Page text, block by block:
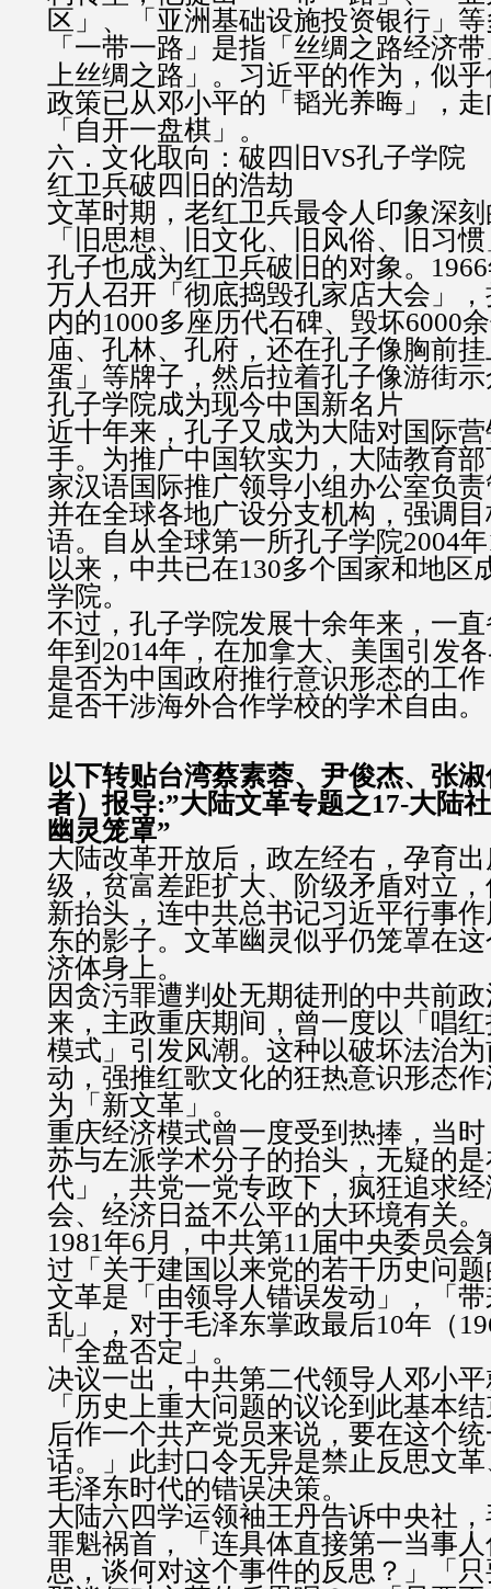
区」、「亚洲基础设施投资银行」
「一带一路」是指「丝绸之路经济
上丝绸之路」。习近平的作为，似
政策已从邓小平的「韬光养晦」，
「自开一盘棋」。
六．文化取向：破四旧VS孔子学院
红卫兵破四旧的浩劫
文革时期，老红卫兵最令人印象深
「旧思想、旧文化、旧风俗、旧习
孔子也成为红卫兵破旧的对象。
万人召开「彻底捣毁孔家店大会」
内的1000多座历代石碑、毁坏6000
庙、孔林、孔府，还在孔子像胸前
蛋」等牌子，然后拉着孔子像游街
孔子学院成为现今中国新名片
近十年来，孔子又成为大陆对国际
手。为推广中国软实力，大陆教育
家汉语国际推广领导小组办公室负
并在全球各地广设分支机构，强调
语。自从全球第一所孔子学院2004
以来，中共已在130多个国家和地区
学院。
不过，孔子学院发展十余年来，一
年到2014年，在加拿大、美国引发
是否为中国政府推行意识形态的工
是否干涉海外合作学校的学术自由。
以下转贴台湾蔡素蓉、尹俊杰、张
者）报导:”大陆文革专题之17-大陆
幽灵笼罩”
大陆改革开放后，政左经右，孕育
级，贫富差距扩大、阶级矛盾对立
新抬头，连中共总书记习近平行事
东的影子。文革幽灵似乎仍笼罩在
济体身上。
因贪污罪遭判处无期徒刑的中共前
来，主政重庆期间，曾一度以「唱
模式」引发风潮。这种以破坏法治
动，强推红歌文化的狂热意识形态
为「新文革」。
重庆经济模式曾一度受到热捧，当
苏与左派学术分子的抬头，无疑的
代」，共党一党专政下，疯狂追求
会、经济日益不公平的大环境有关。
1981年6月，中共第11届中央委员会
过「关于建国以来党的若干历史问
文革是「由领导人错误发动」，「
乱」，对于毛泽东掌政最后10年（
「全盘否定」。
决议一出，中共第二代领导人邓小
「历史上重大问题的议论到此基本
后作一个共产党员来说，要在这个
话。」此封口令无异是禁止反思文
毛泽东时代的错误决策。
大陆六四学运领袖王丹告诉中央社
罪魁祸首，「连具体直接第一当事
思，谈何对这个事件的反思？」「